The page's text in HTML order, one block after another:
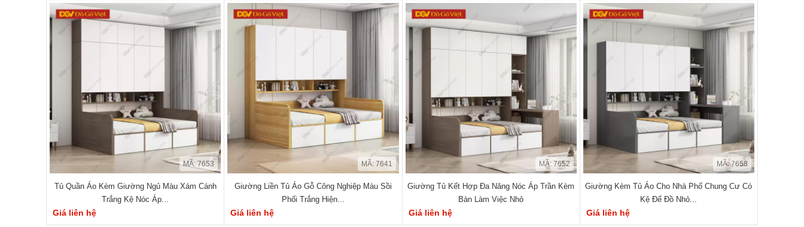
MÃ: 7653
Tủ Quần Áo Kèm Giường Ngủ Màu Xám Cánh
Trắng Kệ Nóc Áp...
Giá liên hệ
MÃ: 7641
Giường Liền Tủ Áo Gỗ Công Nghiệp Màu Sồi
Phối Trắng Hiện...
Giá liên hệ
MÃ: 7652
Giường Tủ Kết Hợp Đa Năng Nóc Áp Trần Kèm
Bàn Làm Việc Nhỏ
Giá liên hệ
MÃ: 7658
Giường Kèm Tủ Áo Cho Nhà Phố Chung Cư Có
Kệ Để Đồ Nhỏ...
Giá liên hệ